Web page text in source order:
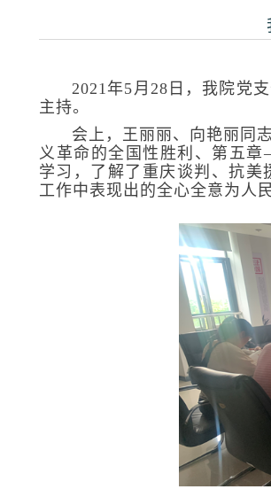
2021年5月28日，我院党
主持。
会上，王丽丽、向艳丽同
义革命的全国性胜利、第五
学习，了解了重庆谈判、抗
工作中表现出的全心全意为人